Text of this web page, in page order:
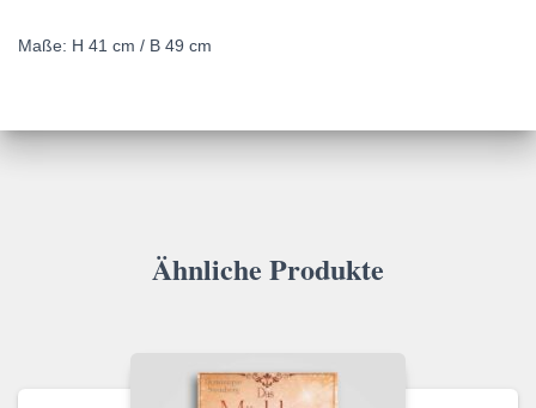
Maße: H 41 cm / B 49 cm
Ähnliche Produkte